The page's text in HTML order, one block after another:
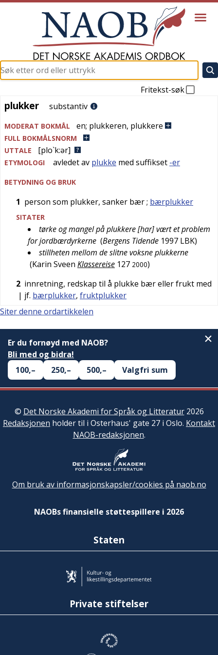
Fritekst-søk
plukker
plukker substantiv
MODERAT BOKMÅL en; plukkeren, plukkere
FULL BOKMÅLSNORM
UTTALE
[plo`k:ər]
ETYMOLOGI avledet av plukke med suffikset -er
BETYDNING OG BRUK
1 person som plukker, sanker bær; bærplukker
SITATER
tørke og mangel på plukkere [har] vært et problem
for jordbærdyrkerne (Bergens Tidende 1997 LBK)
stillheten mellom de slitne voksne plukkerne
(Karin Sveen Klassereise 127 2000)
2 innretning, redskap til å plukke bær eller frukt med
| jf. bærplukker, fruktplukker
Siter denne ordartikkelen
Er du fornøyd med NAOB?
Bli med og bidra!
100,–
250,– 500,– Valgfri sum
© Det Norske Akademi for Språk og Litteratur2026
Redaksjonen holder til i Osterhaus' gate 27 i Oslo. Kontakt
NAOB-redaksjonen.
Om bruk av informasjonskapsler/cookies på naob.no
NAOBs finansielle støttespillere i 2026
Staten
Private stiftelser